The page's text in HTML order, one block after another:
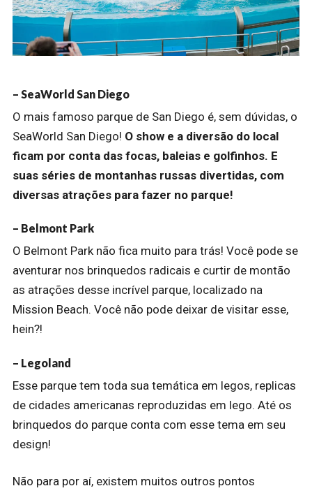
– SeaWorld San Diego
O mais famoso parque de San Diego é, sem dúvidas, o
SeaWorld San Diego! O show e a diversão do local
ficam por conta das focas, baleias e golfinhos. E
suas séries de montanhas russas divertidas, com
diversas atrações para fazer no parque!
– Belmont Park
O Belmont Park não fica muito para trás! Você pode se
aventurar nos brinquedos radicais e curtir de montão
as atrações desse incrível parque, localizado na
Mission Beach. Você não pode deixar de visitar esse,
hein?!
– Legoland
Esse parque tem toda sua temática em legos, replicas
de cidades americanas reproduzidas em lego. Até os
brinquedos do parque conta com esse tema em seu
design!
Não para por aí, existem muitos outros pontos